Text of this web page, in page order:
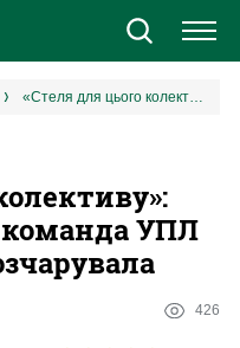
«‎Стеля для цього колективу»: Сабо зізнався, яка команда УПЛ його найбільше розчарувала
команда УПЛ
426